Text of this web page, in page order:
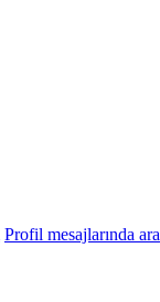
Profil mesajlarında ara